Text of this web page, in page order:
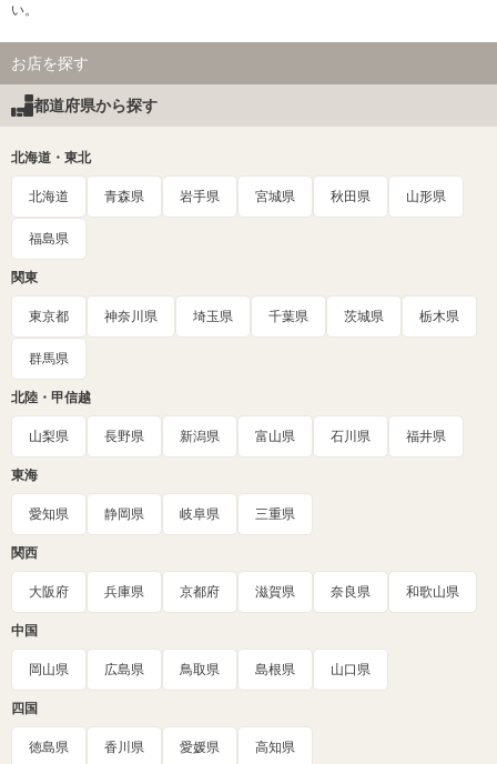
い。
お店を探す
都道府県から探す
北海道・東北
北海道 青森県 岩手県 宮城県 秋田県 山形県
福島県
関東
東京都 神奈川県 埼玉県 千葉県 茨城県 栃木県
群馬県
北陸・甲信越
山梨県 長野県 新潟県 富山県 石川県 福井県
東海
愛知県 静岡県 岐阜県 三重県
関西
大阪府 兵庫県 京都府 滋賀県 奈良県 和歌山県
中国
岡山県 広島県 鳥取県 島根県 山口県
四国
徳島県 香川県 愛媛県 高知県